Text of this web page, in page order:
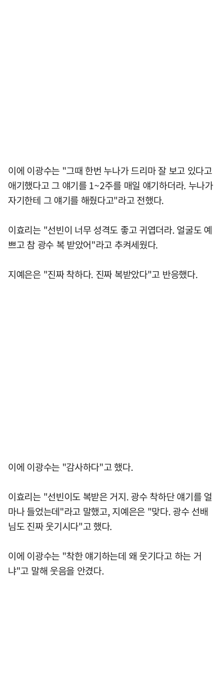
이에 이광수는 "그때 한번 누나가 드리마 잘 보고 있다고
애기했다고 그 얘기를 1~2주를 매일 얘기하더라. 누나가
자기한테 그 얘기를 해줬다고"라고 전했다.
이효리는 "선빈이 너무 성격도 좋고 귀엽더라. 얼굴도 예
쁘고 참 광수 복 받았어"라고 추켜세웠다.
지예은은 "진짜 착하다. 진짜 복받았다"고 반응했다.
이에 이광수는 "감사하다"고 했다.
이효리는 "선빈이도 복받은 거지. 광수 착하단 얘기를 얼
마나 들었는데"라고 말했고, 지예은은 "맞다. 광수 선배
님도 진짜 웃기시다"고 했다.
이에 이광수는 "착한 얘기하는데 왜 웃기다고 하는 거
냐"고 말해 웃음을 안겼다.